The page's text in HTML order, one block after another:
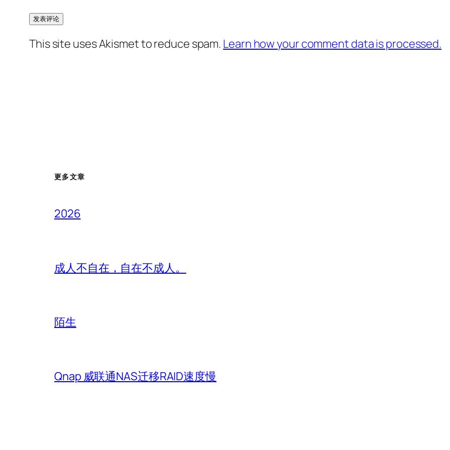
This site uses Akismet to reduce spam. Learn how your comment data is processed.
更多文章
2026
成人不自在，自在不成人。
陌生
Qnap 威联通NAS迁移RAID速度慢